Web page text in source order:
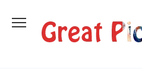
содержанию